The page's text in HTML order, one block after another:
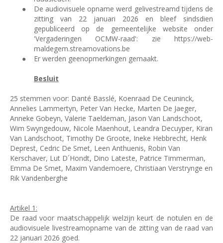
●
De audiovisuele opname werd gelivestreamd tijdens de
zitting van 22 januari 2026 en bleef sindsdien
gepubliceerd op de gemeentelijke website onder
'Vergaderingen OCMW-raad': zie https://web-
maldegem.streamovations.be
●
Er werden geenopmerkingen gemaakt.
Besluit
25 stemmen voor: Danté Basslé, Koenraad De Ceuninck,
Annelies Lammertyn, Peter Van Hecke, Marten De Jaeger,
Anneke Gobeyn, Valerie Taeldeman, Jason Van Landschoot,
Wim Swyngedouw, Nicole Maenhout, Leandra Decuyper, Kiran
Van Landschoot, Timothy De Groote, Ineke Hebbrecht, Henk
Deprest, Cedric De Smet, Leen Anthuenis, Robin Van
Kerschaver, Lut D´Hondt, Dino Lateste, Patrice Timmerman,
Emma De Smet, Maxim Vandemoere, Christiaan Verstrynge en
Rik Vandenberghe
Artikel 1:
De raad voor maatschappelijk welzijn keurt de notulen en de
audiovisuele livestreamopname van de zitting van de raad van
22 januari 2026 goed.